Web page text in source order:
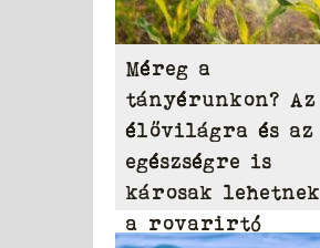
Méreg a
tányérunkon? Az
élővilágra és az
egészségre is
károsak lehetnek
a rovarirtó